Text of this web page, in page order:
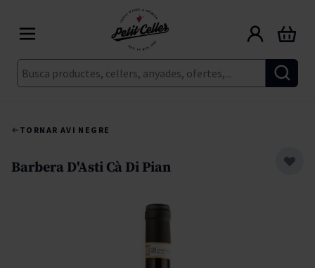
Cerca
Cart
TORNAR AVI NEGRE
Barbera D'Asti Cà Di Pian